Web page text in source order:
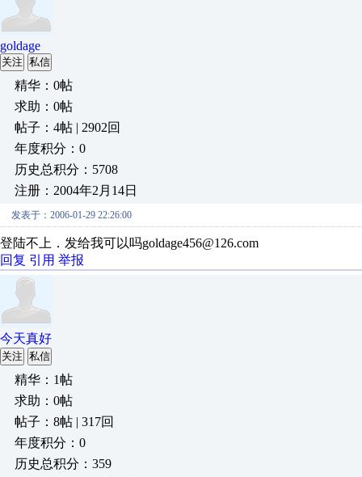
goldage
关注 私信
精华：0帖
求助：0帖
帖子：4帖 | 2902回
年度积分：0
历史总积分：5708
注册：2004年2月14日
发表于：2006-01-29 22:26:00
登陆不上．发给我可以吗goldage456@126.com
回复 引用 举报
今天真好
关注 私信
精华：1帖
求助：0帖
帖子：8帖 | 317回
年度积分：0
历史总积分：359